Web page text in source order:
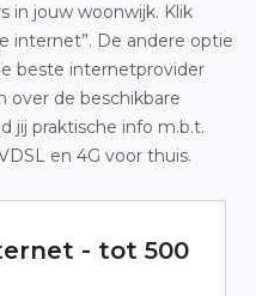
in jouw woonwijk. Klik
internet”. De andere optie
beste internetprovider
over de beschikbare
jij praktische info m.b.t.
en 4G voor thuis.
- tot 500